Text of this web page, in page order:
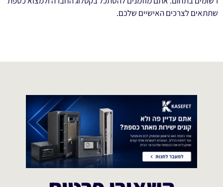
שתתאים לצרכים האישיים שלכם.